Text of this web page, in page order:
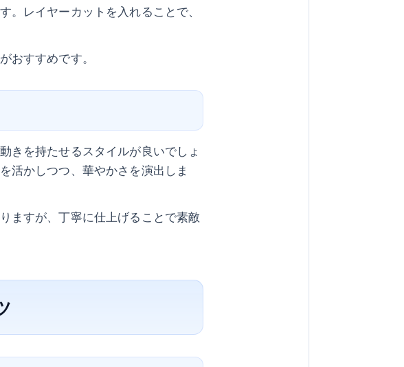
。レイヤーカットを入れることで、
おすすめです。
きを持たせるスタイルが良いでしょ
活かしつつ、華やかさを演出しま
ますが、丁寧に仕上げることで素敵